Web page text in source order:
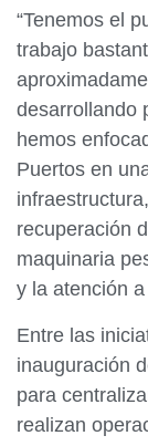
“Tenemos el
trabajo
desarrollando
hemos
Puertos en
recuperación
maquinaria
y la atención
Entre las
inauguración
para
realizan